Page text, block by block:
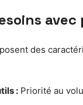
avec
des
: Priorité au